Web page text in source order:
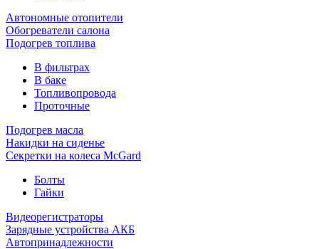
Автономные отопители
Обогреватели салона
Подогрев топлива
В фильтрах
В баке
Топливопровода
Проточные
Подогрев масла
Накидки на сиденье
Секретки на колеса McGard
Болты
Гайки
Видеорегистраторы
Зарядные устройства АКБ
Автопринадлежности